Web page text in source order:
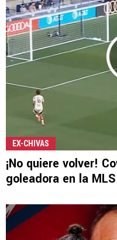
EX-CHIVAS
¡No quiere volver!
goleadora en la MLS